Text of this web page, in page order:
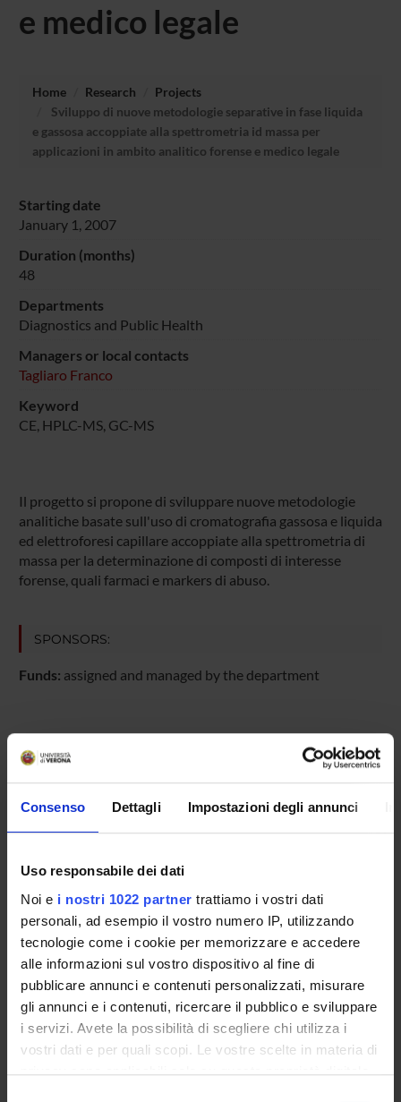
Consenso Dettagli Impostazioni degli annunci
Uso responsabile dei dati
Noi e i nostri 1022 partner trattiamo i vostri dati
personali, ad esempio il vostro numero IP, utilizzando
tecnologie come i cookie per memorizzare e accedere
alle informazioni sul vostro dispositivo al fine di
pubblicare annunci e contenuti personalizzati, misurare
gli annunci e i contenuti, ricercare il pubblico e sviluppare
i servizi. Avete la possibilità di scegliere chi utilizza i
vostri dati e per quali scopi. Le vostre scelte in materia di
privacy sono applicabili solo su questa proprietà digitale
e medico legale
Home Research
Projects
Sviluppo di nuove metodologie separative in fase liquida
e gassosa accoppiate alla spettrometria id massa per
applicazioni in ambito analitico forense e medico legale
Starting date
January 1, 2007
Duration (months)
48
Departments
Diagnostics and Public Health
Managers or local contacts
Tagliaro Franco
Keyword
CE, HPLC-MS, GC-MS
Il progetto si propone di sviluppare nuove metodologie
analitiche basate sull'uso di cromatografia gassosa e liquida
ed elettroforesi capillare accoppiate alla spettrometria di
massa per la determinazione di composti di interesse
forense, quali farmaci e markers di abuso.
SPONSORS:
Funds: assigned and managed by the department
PROJECT PARTICIPANTS
Federica Bortolotti
Full Professor
Rossella Gottardo
Jennifer Pascali
Franco Tagliaro
Section of Legal and Occupational Medicine